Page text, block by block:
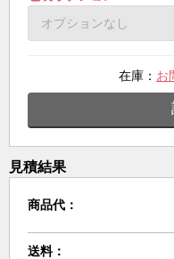
在庫： お
見積結果
商品代：
送料：